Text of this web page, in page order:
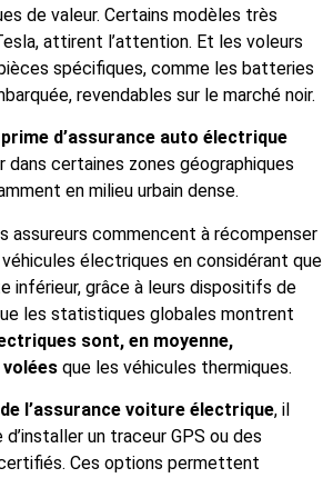
de valeur. Certains modèles très
attirent l’attention. Et les voleurs
spécifiques, comme les batteries
revendables sur le marché noir.
prime d’assurance auto électrique
dans certaines zones géographiques
en milieu urbain dense.
assureurs commencent à récompenser
électriques en considérant que
inférieur, grâce à leurs dispositifs de
les statistiques globales montrent
sont, en moyenne,
que les véhicules thermiques.
l’assurance voiture électrique, il
un traceur GPS ou des
Ces options permettent